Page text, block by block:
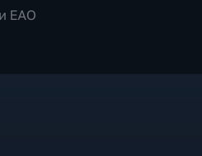
ЕАО